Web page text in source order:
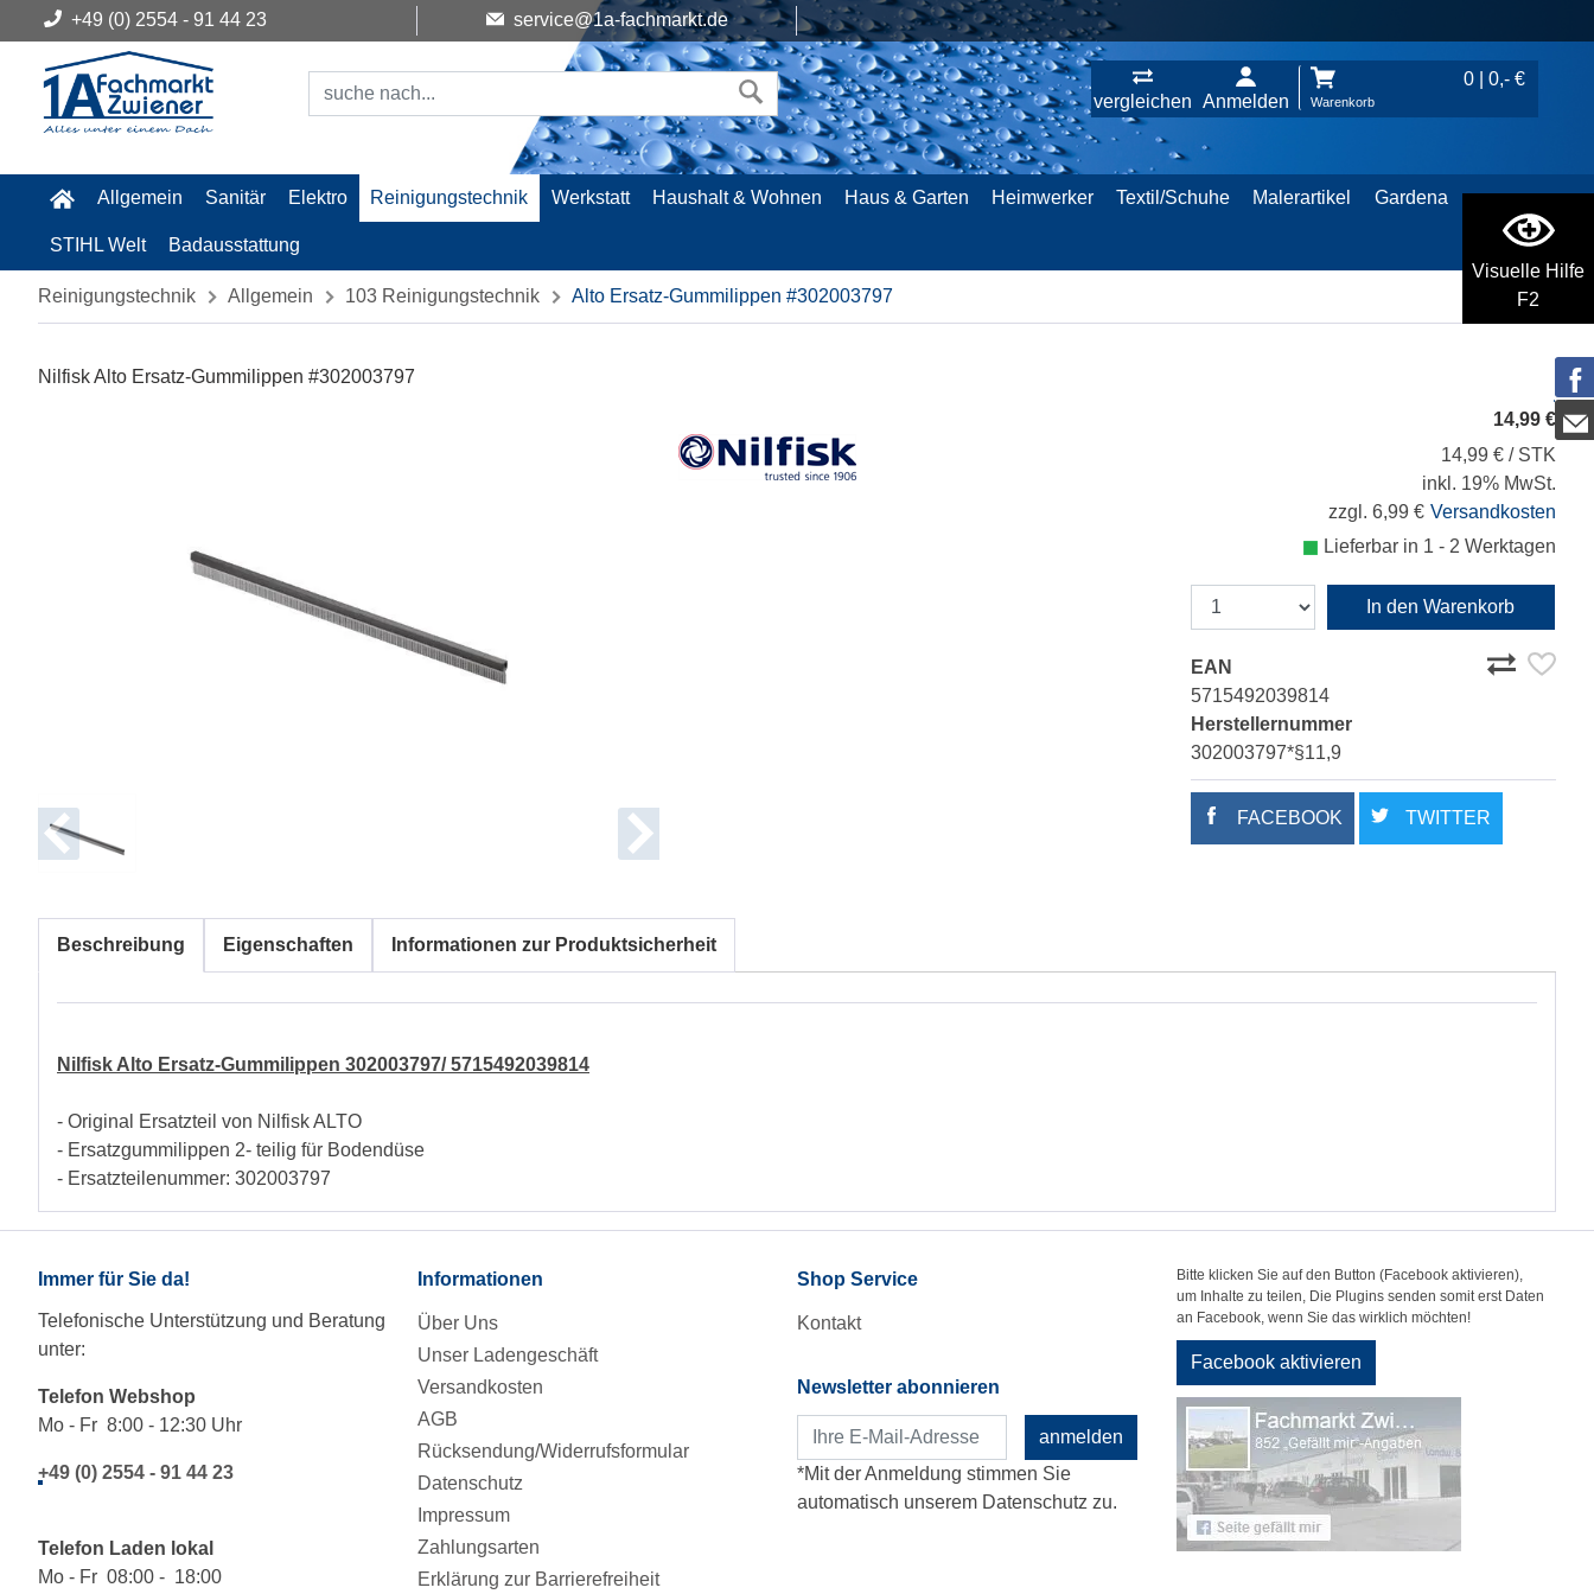
Visuelle Hilfe
F2
+49 (0) 2554 - 91 44 23 service@1a-fachmarkt.de
vergleichen Anmelden
0 | 0,- €
Warenkorb
Allgemein Sanitär Elektro Reinigungstechnik Werkstatt Haushalt & Wohnen Haus & Garten Heimwerker Textil/Schuhe Malerartikel Gardena
STIHL Welt Badausstattung
Reinigungstechnik Allgemein 103 Reinigungstechnik Alto Ersatz-Gummilippen #302003797
Nilfisk Alto Ersatz-Gummilippen #302003797
14,99 €
14,99 € / STK
inkl. 19% MwSt.
zzgl. 6,99 € Versandkosten
Lieferbar in 1 - 2 Werktagen
In den Warenkorb
EAN
5715492039814
Herstellernummer
302003797*§11,9
FACEBOOK TWITTER
Beschreibung Eigenschaften Informationen zur Produktsicherheit
Nilfisk Alto Ersatz-Gummilippen 302003797/ 5715492039814
- Original Ersatzteil von Nilfisk ALTO
- Ersatzgummilippen 2- teilig für Bodendüse
- Ersatzteilenummer: 302003797
Immer für Sie da!
Telefonische Unterstützung und Beratung
unter:
Telefon Webshop
Mo - Fr 8:00 - 12:30 Uhr
+49 (0) 2554 - 91 44 23
Telefon Laden lokal
Mo - Fr 08:00 - 18:00
Informationen
Über Uns
Unser Ladengeschäft
Versandkosten
AGB
Rücksendung/Widerrufsformular
Datenschutz
Impressum
Zahlungsarten
Erklärung zur Barrierefreiheit
Shop Service
Kontakt
Newsletter abonnieren
anmelden
*Mit der Anmeldung stimmen Sie
automatisch unserem Datenschutz zu.
Bitte klicken Sie auf den Button (Facebook aktivieren),
um Inhalte zu teilen, Die Plugins senden somit erst Daten
an Facebook, wenn Sie das wirklich möchten!
Facebook aktivieren